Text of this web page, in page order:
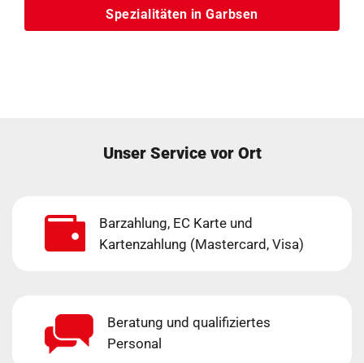
Spezialitäten in Garbsen
Unser Service vor Ort
Barzahlung, EC Karte und
Kartenzahlung (Mastercard, Visa)
Beratung und qualifiziertes
Personal